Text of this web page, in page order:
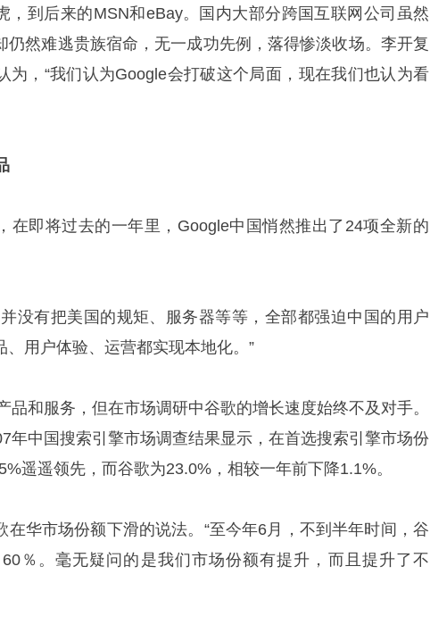
，到后来的MSN和eBay。国内大部分跨国互联网公司虽然
仍然难逃贵族宿命，无一成功先例，落得惨淡收场。李开复
为，“我们认为Google会打破这个局面，现在我们也认为看
在即将过去的一年里，Google中国悄然推出了24项全新的
没有把美国的规矩、服务器等等，全部都强迫中国的用户
用户体验、运营都实现本地化。”
品和服务，但在市场调研中谷歌的增长速度始终不及对手。
年中国搜索引擎市场调查结果显示，在首选搜索引擎市场份
遥遥领先，而谷歌为23.0%，相较一年前下降1.1%。
在华市场份额下滑的说法。“至今年6月，不到半年时间，谷
％。毫无疑问的是我们市场份额有提升，而且提升了不